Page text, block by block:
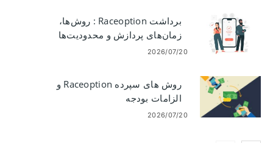
برداشت Raceoption : روش‌ها،
زمان‌های پردازش و محدودیت‌ها
2026/07/20
روش های سپرده Raceoption و
الزامات بودجه
2026/07/20